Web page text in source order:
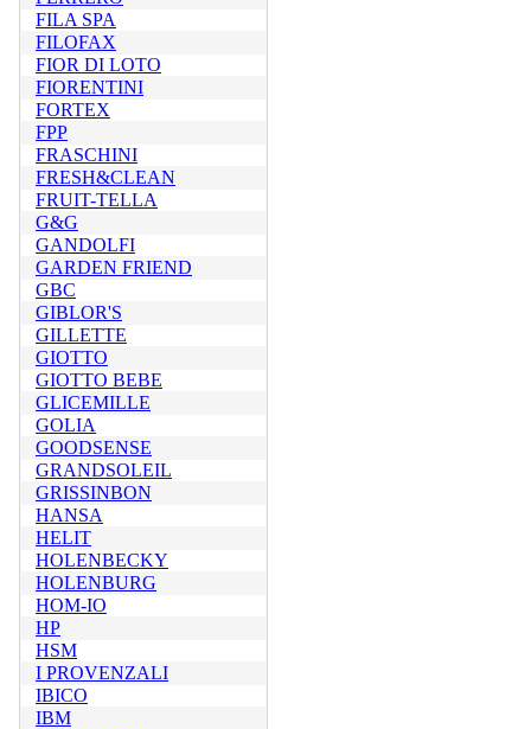
FILA SPA
FILOFAX
FIOR DI LOTO
FIORENTINI
FORTEX
FPP
FRASCHINI
FRESH&CLEAN
FRUIT-TELLA
G&G
GANDOLFI
GARDEN FRIEND
GBC
GIBLOR'S
GILLETTE
GIOTTO
GIOTTO BEBE
GLICEMILLE
GOLIA
GOODSENSE
GRANDSOLEIL
GRISSINBON
HANSA
HELIT
HOLENBECKY
HOLENBURG
HOM-IO
HP
HSM
I PROVENZALI
IBICO
IBM